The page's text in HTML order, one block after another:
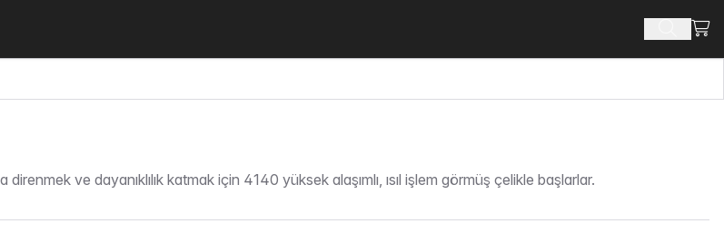
Ürün ara
ve dayanıklılık katmak için 4140 yüksek alaşımlı, ısıl işlem görmüş çelikle başlarlar.